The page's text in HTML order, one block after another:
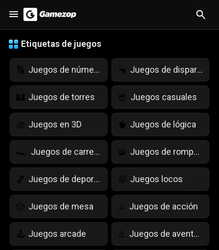
Etiquetas de juegos
🔢 Juegos de números 🔫 Juegos de disparos
🏰 Juegos de torres 😎 Juegos casuales
🧊 Juegos en 3D 🧠 Juegos de lógica
🏎️ Juegos de carreras 🧩 Juegos de rompecabezas
🏀 Juegos de deportes 🤪 Juegos locos
🎲 Juegos de mesa ⚔️ Juegos de acción
🕹️ Juegos arcade ⚓ Juegos de aventuras